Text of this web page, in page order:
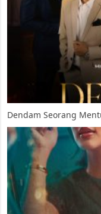
Dendam Seorang